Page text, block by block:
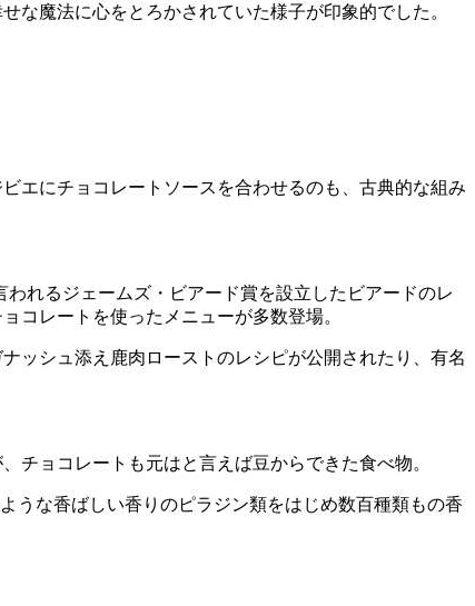
な魔法に心をとろかされていた様子が印象的でした。
エにチョコレートソースを合わせるのも、古典的な組み
れるジェームズ・ビアード賞を設立したビアードのレ
コレートを使ったメニューが多数登場。
ッシュ添え鹿肉ローストのレシピが公開されたり、有名
チョコレートも元はと言えば豆からできた食べ物。
うな香ばしい香りのピラジン類をはじめ数百種類もの香